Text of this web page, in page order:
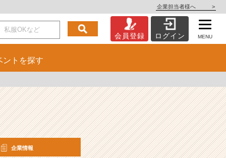
企業担当者様へ >
会員登録 ログイン MENU
ント を探す
企業情報